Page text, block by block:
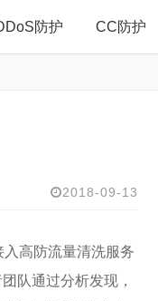
防护 CC防护
2018-09-13
入高防流量清洗服务
队通过分析发现，